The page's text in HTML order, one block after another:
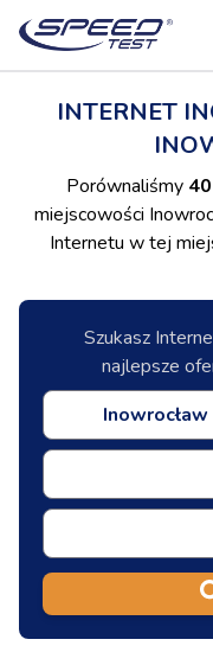
INTERNET
Porównaliśmy
miejscowości
Internetu w tej
Szukasz
najlepsze